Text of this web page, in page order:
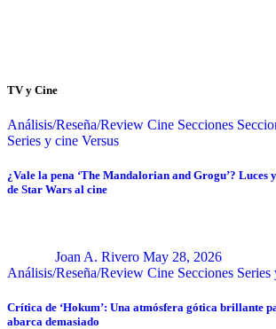
TV y Cine
Análisis/Reseña/Review Cine Secciones
Series y cine Versus
¿Vale la pena ‘The Mandalorian and Grogu’? Luces
de Star Wars al cine
Joan A. Rivero May 28, 2026
Análisis/Reseña/Review Cine Secciones Series
Crítica de ‘Hokum’: Una atmósfera gótica brillante
abarca demasiado